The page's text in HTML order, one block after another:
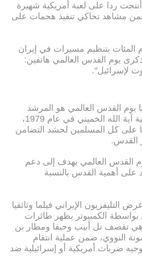
ردا على لعبة أمريكية شهيرة
مشاهد تحاكي تنفيذ هجمات على
المئات بتنظيم مسيرات في إيران
يوم القدس العالمي هاتفين:
لإسرائيل".
يوم القدس العالمي هو المرشد
الأعلى للثورة الإيرانية آية الله الخميني في عام 1979،
على كل المسلمين لحشد التضامن
القدس.
القدس العالمي يهدف إلى دعم
على أهمية القدس بالنسبة
التليفزيون الإيراني فيلما وثائقيا
الكمبيوتر يظهر طائرات
وهي تقصف تل أبيب وحيفا ومطار بن
النووي، ضمن عملية انتقام
ضربات أمريكية أو إسرائيلية ضد